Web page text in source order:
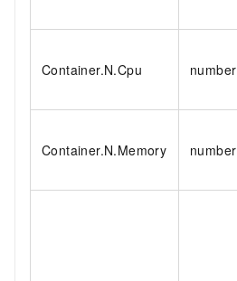
Container.N.Cpu number
Container.N.Memory number